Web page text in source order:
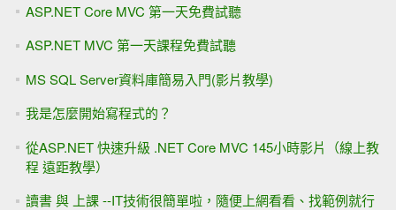
ASP.NET Core MVC 第一天免費試聽
ASP.NET MVC 第一天課程免費試聽
MS SQL Server資料庫簡易入門(影片教學)
我是怎麼開始寫程式的？
從ASP.NET 快速升級 .NET Core MVC 145小時影片（線上教
程 遠距教學）
讀書 與 上課 --IT技術很簡單啦，隨便上網看看、找範例就行